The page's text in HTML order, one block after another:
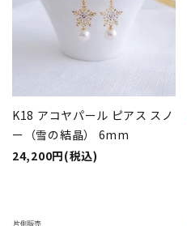
K18 アコヤパール ピアス スノ
ー（雪の結晶） 6mm
24,200円(税込)